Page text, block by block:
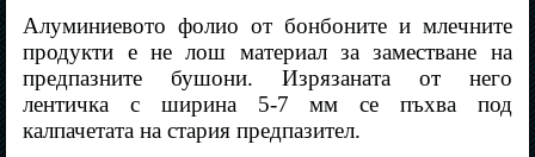
Алуминиевото фолио от бонбоните и млечните
продукти е не лош материал за заместване на
предпазните бушони. Изрязаната от него
лентичка с ширина 5-7 мм се пъхва под
калпачетата на стария предпазител.